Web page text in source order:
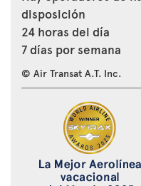
disposición
24 horas del día
7 días por semana
© Air Transat A.T. Inc.